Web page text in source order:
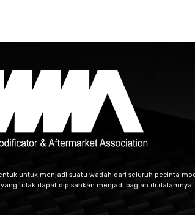
untuk menjadi suatu wadah dari seluruh pecinta
tidak dapat dipisahkan menjadi bagian di dalamnya.